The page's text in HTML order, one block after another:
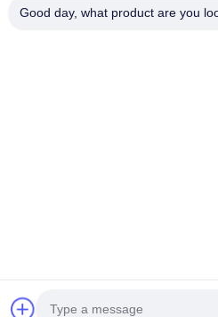
Proveedor. © de Copyright 2023-
Good day, what product are you